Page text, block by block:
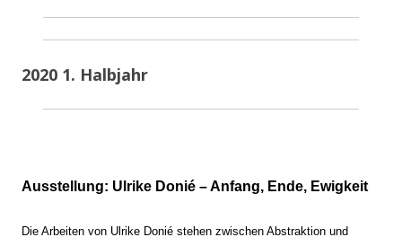
2020 1. Halbjahr
Ausstellung: Ulrike Donié – Anfang, Ende, Ewigkeit
Die Arbeiten von Ulrike Donié stehen zwischen Abstraktion und